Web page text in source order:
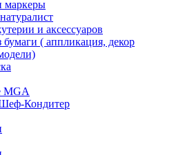
маркеры
и аксессуаров
бумаги ( аппликация, декор
MGA
Кондитер